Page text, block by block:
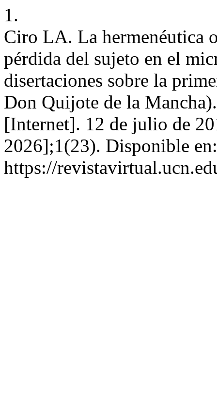
1.
Ciro LA. La hermenéutica
pérdida del sujeto en el
disertaciones sobre la
Don Quijote de la
[Internet]. 12 de julio de
2026];1(23). Disponible en:
https://